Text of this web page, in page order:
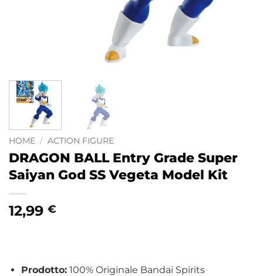
HOME / ACTION FIGURE
DRAGON BALL Entry Grade Super
Saiyan God SS Vegeta Model Kit
12,99 €
Prodotto:100% Originale Bandai Spirits